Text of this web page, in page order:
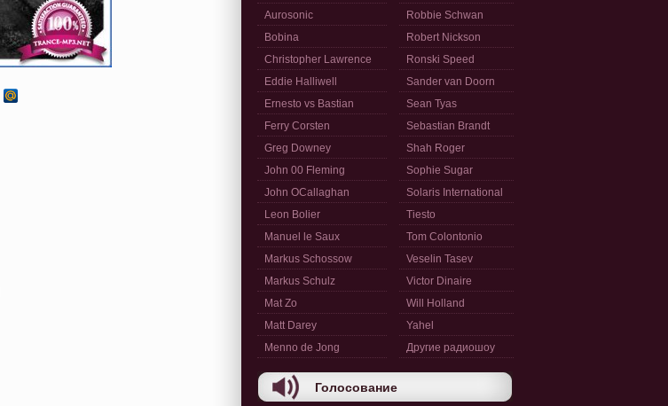
Aurosonic
Bobina
Christopher Lawrence
Eddie Halliwell
Ernesto vs Bastian
Ferry Corsten
Greg Downey
John 00 Fleming
John OCallaghan
Leon Bolier
Manuel le Saux
Markus Schossow
Markus Schulz
Mat Zo
Matt Darey
Menno de Jong
Robbie Schwan
Robert Nickson
Ronski Speed
Sander van Doorn
Sean Tyas
Sebastian Brandt
Shah Roger
Sophie Sugar
Solaris International
Tiesto
Tom Colontonio
Veselin Tasev
Victor Dinaire
Will Holland
Yahel
Другие радиошоу
Голосование